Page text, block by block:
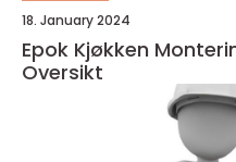
18. January 2024
Epok Kjøkken
Oversikt